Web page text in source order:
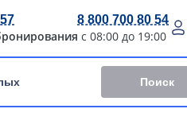
8 800 700 80 54
с 08:00 до 19:00
Поиск